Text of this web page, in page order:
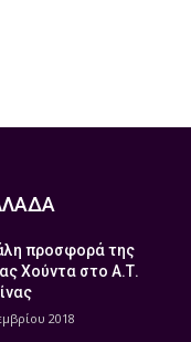
προσφορά της
Χούντα στο Α.Τ.
2018